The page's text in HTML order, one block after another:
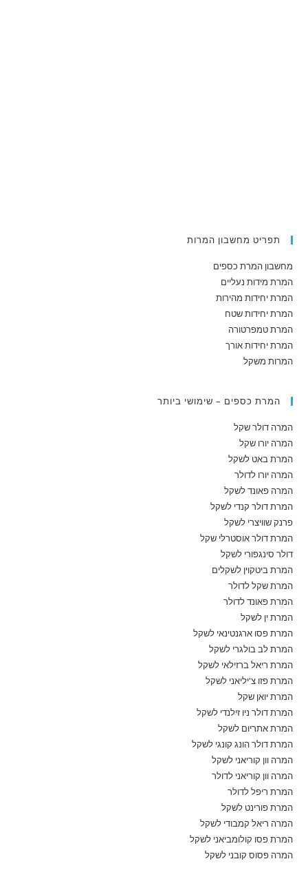
תפריט מחשבון המרות
מחשבון המרת כספים
המרת מידות נעליים
המרת יחידות מהירות
המרת יחידות שטח
המרת טמפרטורה
המרת יחידות אורך
המרות משקל
המרת כספים – שימושי ביותר
המרה דולר שקל
המרה יורו שקל
המרת באט לשקל
המרה יורו לדולר
המרה פאונד לשקל
המרת דולר קנדי לשקל
פרנק שוויצרי לשקל
המרת דולר אוסטרלי שקל
דולר סינגפורי לשקל
המרת ביטקוין לשקלים
המרת שקל לדולר
המרת פאונד לדולר
המרת ין לשקל
המרת פסו ארגנטינאי לשקל
המרת לב בולגרי לשקל
המרת ריאל ברזילאי לשקל
המרת פזו צ'יליאני לשקל
המרת יואן שקל
המרת דולר ניו זילנדי לשקל
המרת אתריום לשקל
המרת דולר הונג קונגי לשקל
המרה וון קוריאני לשקל
המרה וון קוריאני לדולר
המרת ריפל לדולר
המרת פורינט לשקל
המרה ריאל קמבודי לשקל
המרת פסו קולומביאני לשקל
המרה פסוס קובני לשקל